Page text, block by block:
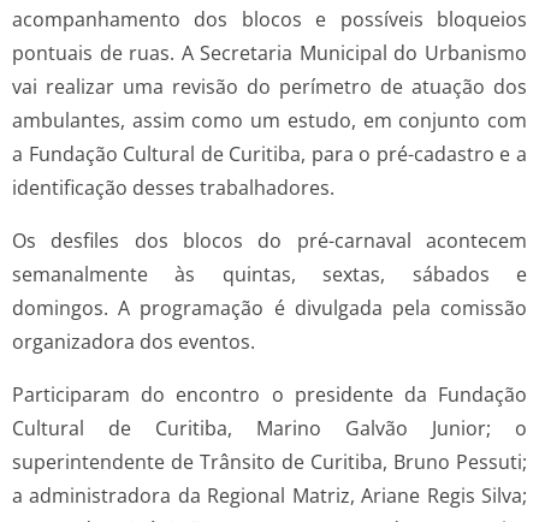
acompanhamento dos blocos e possíveis bloqueios
pontuais de ruas. A Secretaria Municipal do Urbanismo
vai realizar uma revisão do perímetro de atuação dos
ambulantes, assim como um estudo, em conjunto com
a Fundação Cultural de Curitiba, para o pré-cadastro e a
identificação desses trabalhadores.
Os desfiles dos blocos do pré-carnaval acontecem
semanalmente às quintas, sextas, sábados e
domingos. A programação é divulgada pela comissão
organizadora dos eventos.
Participaram do encontro o presidente da Fundação
Cultural de Curitiba, Marino Galvão Junior; o
superintendente de Trânsito de Curitiba, Bruno Pessuti;
a administradora da Regional Matriz, Ariane Regis Silva;